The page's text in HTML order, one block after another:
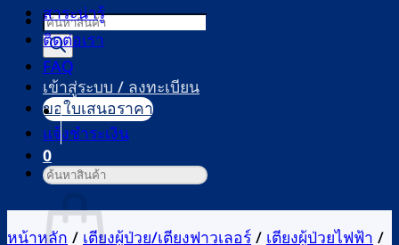
Products
search
เข้าสู่ระบบ / ลงทะเบียน
0
ตะกร้าสินค้า
สาระน่ารู้
ติดต่อเรา
FAQ
ขอใบเสนอราคา
แจ้งชำระเงิน
ค้นหา:
หน้าหลัก/เตียงผู้ป่วย/เตียงฟาวเลอร์/เตียงผู้ป่วยไฟฟ้า/